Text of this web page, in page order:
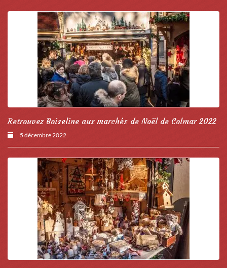
Retrouvez Boiseline aux marchés de Noël de Colmar 2022
5 décembre 2022